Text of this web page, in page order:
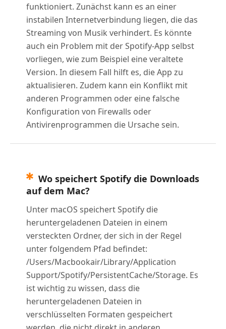
funktioniert. Zunächst kann es an einer
instabilen Internetverbindung liegen, die das
Streaming von Musik verhindert. Es könnte
auch ein Problem mit der Spotify-App selbst
vorliegen, wie zum Beispiel eine veraltete
Version. In diesem Fall hilft es, die App zu
aktualisieren. Zudem kann ein Konflikt mit
anderen Programmen oder eine falsche
Konfiguration von Firewalls oder
Antivirenprogrammen die Ursache sein.
Wo speichert Spotify die Downloads
auf dem Mac?
Unter macOS speichert Spotify die
heruntergeladenen Dateien in einem
versteckten Ordner, der sich in der Regel
unter folgendem Pfad befindet:
/Users/Macbookair/Library/Application
Support/Spotify/PersistentCache/Storage. Es
ist wichtig zu wissen, dass die
heruntergeladenen Dateien in
verschlüsselten Formaten gespeichert